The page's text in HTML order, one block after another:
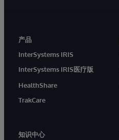
产品
InterSystems IRIS
InterSystems IRIS医疗版
HealthShare
TrakCare
知识中心